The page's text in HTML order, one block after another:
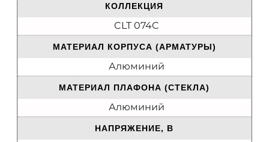
КОЛЛЕКЦИЯ
CLT 074C
МАТЕРИАЛ КОРПУСА (АРМАТУРЫ)
Алюминий
МАТЕРИАЛ ПЛАФОНА (СТЕКЛА)
Алюминий
НАПРЯЖЕНИЕ, В